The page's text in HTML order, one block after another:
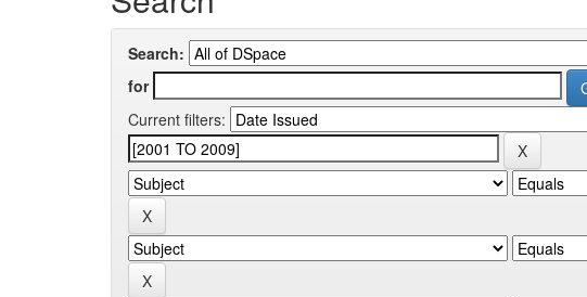
Search:
for
Current filters: